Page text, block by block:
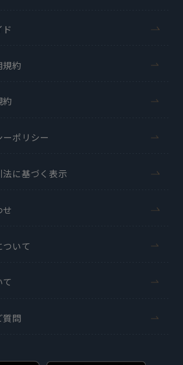
規約
約
ポリシー
に基づく表示
せ
ついて
て
質問